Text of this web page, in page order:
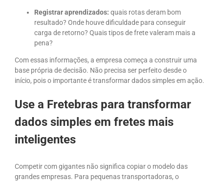
Registrar aprendizados: quais rotas deram bom
resultado? Onde houve dificuldade para conseguir
carga de retorno? Quais tipos de frete valeram mais a
pena?
Com essas informações, a empresa começa a construir uma
base própria de decisão. Não precisa ser perfeito desde o
início, pois o importante é transformar dados simples em ação.
Use a Fretebras para transformar
dados simples em fretes mais
inteligentes
Competir com gigantes não significa copiar o modelo das
grandes empresas. Para pequenas transportadoras, o